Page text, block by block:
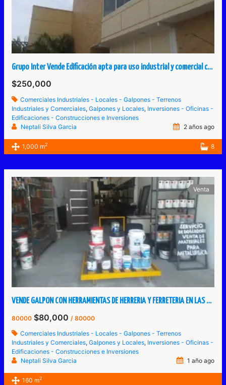
Grupo Inter Vende Edificación apta para uso industrial y comercial construido para industria textil o similar
$250,000
Comerciales Industriales - Locales - Galpones - Terrenos
Industriales y Comerciales,Galpones y Locales, Inversiones - Oficinas -
Edificaciones - Construcciones e Inversiones
Neptali Silva Garcia
2 años ago
1,000 m2 8
Venta
VENDE GALPON CON HERRAMIENTAS DE HERRERIA Y FERRETERIA EN LAS VEGAS DE TÁRIBA
80000 $80,000 / 80000
Comerciales Industriales - Locales - Galpones - Terrenos
Industriales y Comerciales,Galpones y Locales, Inversiones - Oficinas -
Edificaciones - Construcciones e Inversiones
Neptali Silva Garcia
1 año ago
160 m2